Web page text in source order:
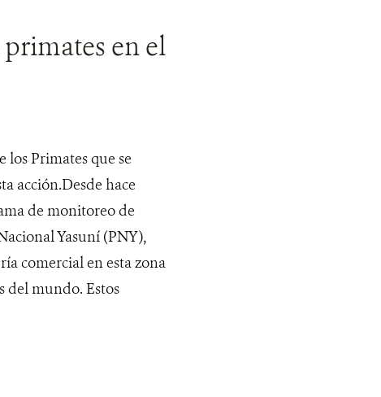
en el
Primates que se
acción.Desde hace
de monitoreo de
Yasuní (PNY),
comercial en esta zona
del mundo. Estos